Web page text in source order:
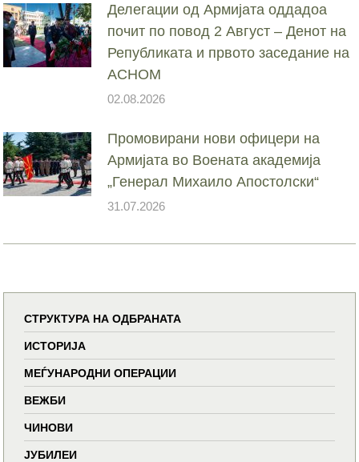
Делегации од Армијата оддадоа
почит по повод 2 Август – Денот на
Републиката и првото заседание на
АСНОМ
02.08.2026
Промовирани нови офицери на
Армијата во Воената академија
„Генерал Михаило Апостолски“
31.07.2026
СТРУКТУРА НА ОДБРАНАТА
ИСТОРИЈА
МЕЃУНАРОДНИ ОПЕРАЦИИ
ВЕЖБИ
ЧИНОВИ
ЈУБИЛЕИ